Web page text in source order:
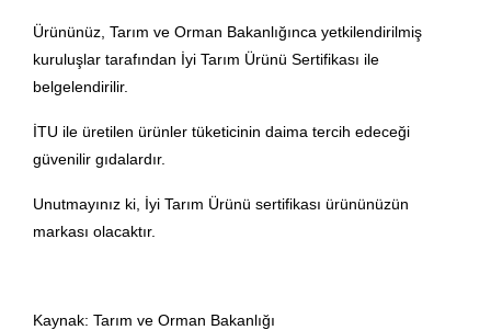
Ürününüz, Tarım ve Orman Bakanlığınca yetkilendirilmiş
kuruluşlar tarafından İyi Tarım Ürünü Sertifikası ile
belgelendirilir.
İTU ile üretilen ürünler tüketicinin daima tercih edeceği
güvenilir gıdalardır.
Unutmayınız ki, İyi Tarım Ürünü sertifikası ürününüzün
markası olacaktır.​
Kaynak: Tarım ve Orman Bakanlığı